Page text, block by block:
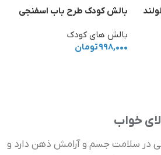
بالش کودک طرح باب اسفنجی
بالش های کودک
۹۹۸,۰۰۰تومان
خواب
در سلامت جسم و آرامش ذهن دارد و